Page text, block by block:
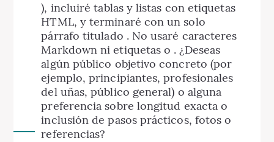
), incluiré tablas y listas con etiquetas
HTML, y terminaré con un solo
párrafo titulado . No usaré caracteres
Markdown ni etiquetas o . ¿Deseas
algún público objetivo concreto (por
ejemplo, principiantes, profesionales
del uñas, público general) o alguna
preferencia sobre longitud exacta o
inclusión de pasos prácticos, fotos o
referencias?